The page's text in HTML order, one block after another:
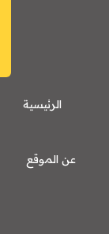
الرئيسية
عن الموقع